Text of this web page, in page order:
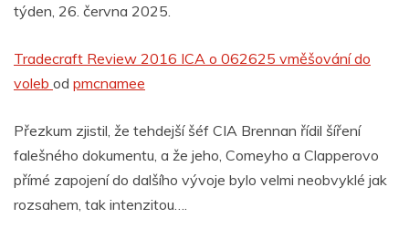
týden, 26. června 2025.
Tradecraft Review 2016 ICA o 062625 vměšování do
voleb od pmcnamee
Přezkum zjistil, že tehdejší šéf CIA Brennan řídil šíření
falešného dokumentu, a že jeho, Comeyho a Clapperovo
přímé zapojení do dalšího vývoje bylo velmi neobvyklé jak
rozsahem, tak intenzitou….